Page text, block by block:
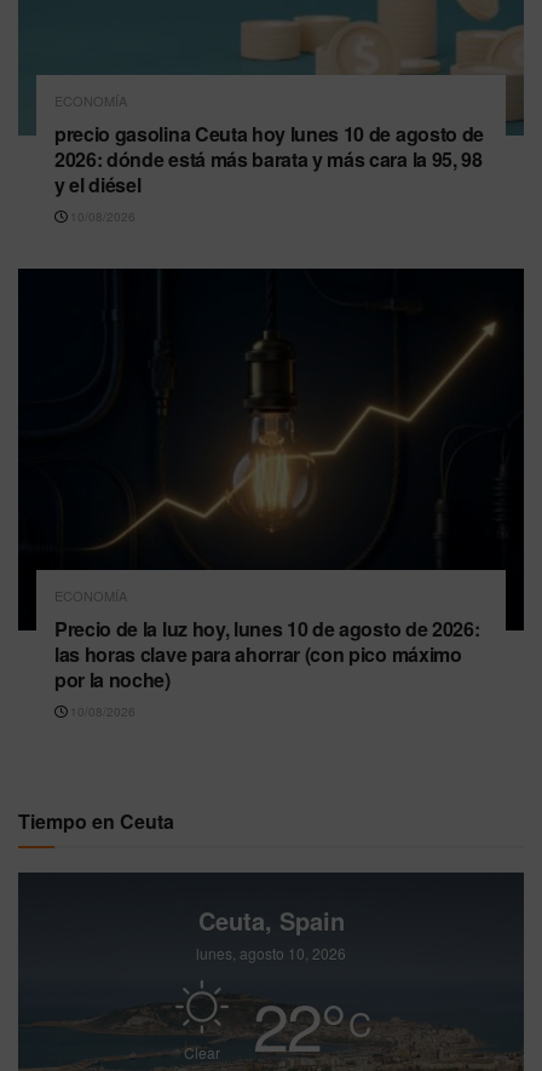
ECONOMÍA
precio gasolina Ceuta hoy lunes 10 de agosto de
2026: dónde está más barata y más cara la 95, 98
y el diésel
10/08/2026
ECONOMÍA
Precio de la luz hoy, lunes 10 de agosto de 2026:
las horas clave para ahorrar (con pico máximo
por la noche)
10/08/2026
Tiempo en Ceuta
Ceuta, Spain
lunes, agosto 10, 2026
Clear 22°C